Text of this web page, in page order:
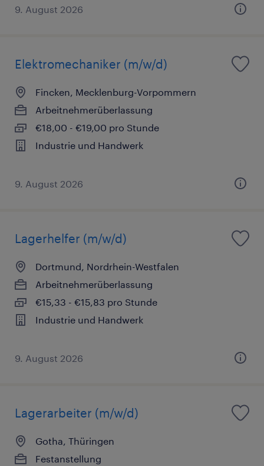
9. August 2026
Elektromechaniker (m/w/d)
Fincken, Mecklenburg-Vorpommern
Arbeitnehmerüberlassung
€18,00 - €19,00 pro Stunde
Industrie und Handwerk
9. August 2026
Lagerhelfer (m/w/d)
Dortmund, Nordrhein-Westfalen
Arbeitnehmerüberlassung
€15,33 - €15,83 pro Stunde
Industrie und Handwerk
9. August 2026
Lagerarbeiter (m/w/d)
Gotha, Thüringen
Festanstellung